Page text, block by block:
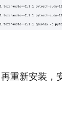
重新安装，